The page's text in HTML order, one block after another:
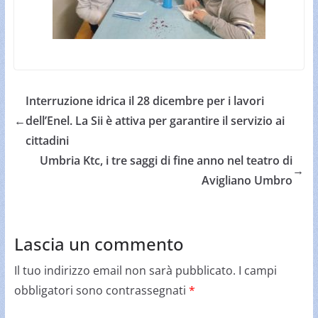
←
Interruzione idrica il 28 dicembre per i lavori
dell’Enel. La Sii è attiva per garantire il servizio ai
cittadini
Umbria Ktc, i tre saggi di fine anno nel teatro di
Avigliano Umbro
→
Lascia un commento
Il tuo indirizzo email non sarà pubblicato. I campi
obbligatori sono contrassegnati *